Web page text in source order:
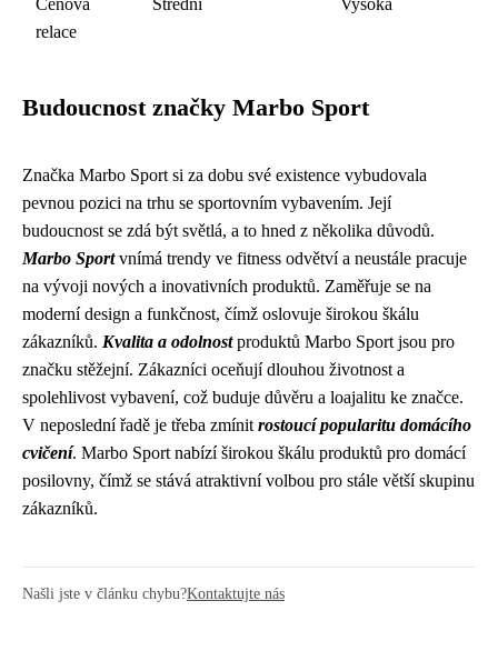
Cenová
relace
Střední Vysoká
Budoucnost značky Marbo Sport
Značka Marbo Sport si za dobu své existence vybudovala
pevnou pozici na trhu se sportovním vybavením. Její
budoucnost se zdá být světlá, a to hned z několika důvodů.
Marbo Sportvnímá trendy ve fitness odvětví a neustále pracuje
na vývoji nových a inovativních produktů. Zaměřuje se na
moderní design a funkčnost, čímž oslovuje širokou škálu
zákazníků. Kvalita a odolnostproduktů Marbo Sport jsou pro
značku stěžejní. Zákazníci oceňují dlouhou životnost a
spolehlivost vybavení, což buduje důvěru a loajalitu ke značce.
V neposlední řadě je třeba zmínit rostoucí popularitu domácího
cvičení. Marbo Sport nabízí širokou škálu produktů pro domácí
posilovny, čímž se stává atraktivní volbou pro stále větší skupinu
zákazníků.
Našli jste v článku chybu?Kontaktujte nás